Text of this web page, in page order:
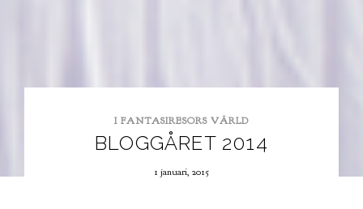
BLOGGÅRET 2014
I FANTASIRESORS VÄRLD
1 januari, 2015